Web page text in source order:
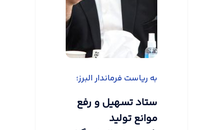
به ریاست فرماندار البرز؛
ستاد تسهیل و رفع
موانع تولید